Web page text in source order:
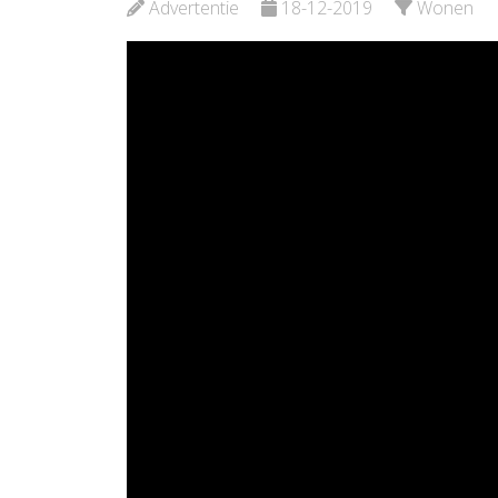
Advertentie 18-12-2019 Wonen
Bekijk de pagina Bekijk de